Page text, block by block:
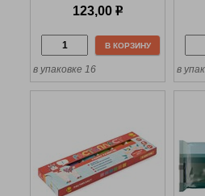
классич., 6 флуор.
123,00 р
В КОРЗИНУ
в упаковке 16 в